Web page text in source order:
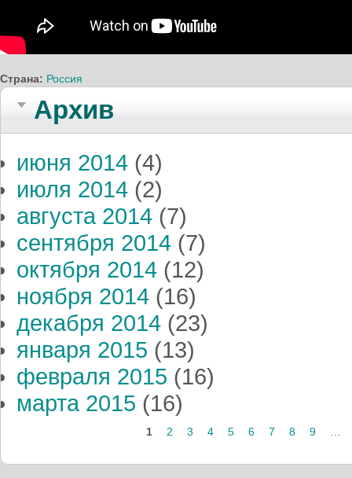
Страна: Россия
Архив
июня 2014 (4)
июля 2014 (2)
августа 2014 (7)
сентября 2014 (7)
октября 2014 (12)
ноября 2014 (16)
декабря 2014 (23)
января 2015 (13)
февраля 2015 (16)
марта 2015 (16)
1 2 3 4 5 6 7 8 9